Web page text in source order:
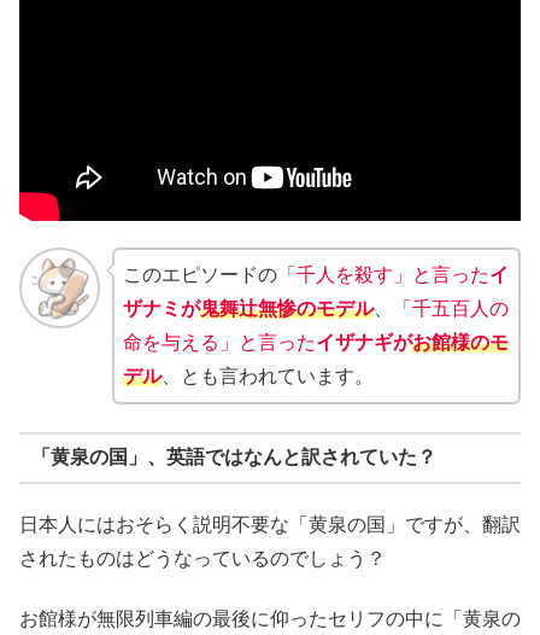
このエピソードの「千人を殺す」と言ったイ
ザナミが鬼舞辻無惨のモデル、
「千五百人の
命を与える」と言ったイザナギがお館様のモ
デル、とも言われています。
「黄泉の国」、英語ではなんと訳されていた？
日本人にはおそらく説明不要な「黄泉の国」ですが、翻訳
されたものはどうなっているのでしょう？
お館様が無限列車編の最後に仰ったセリフの中に「黄泉の